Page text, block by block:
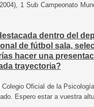
1 Sub Campeonato
dentro del
de fútbol sala,
hacer una
trayectoria?
Oficial de la
Espero estar a vuestra